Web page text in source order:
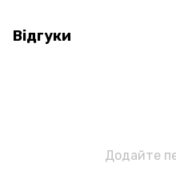
Відгуки
Додайте